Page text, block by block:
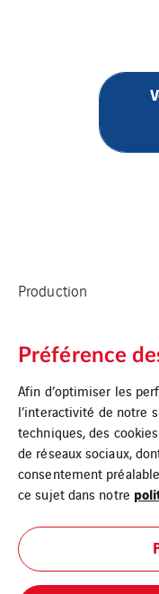
Production
Accueil
Plan du site
Préférence
Afin d’optimiser les
l’interactivité de notre
techniques, des
de réseaux sociaux,
consentement
ce sujet dans notre